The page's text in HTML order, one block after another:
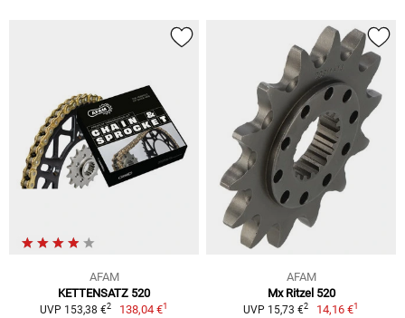
AFAM
KETTENSATZ 520
UVP 153,38 €2 138,04 €1
AFAM
Mx Ritzel 520
UVP 15,73 €2 14,16 €1